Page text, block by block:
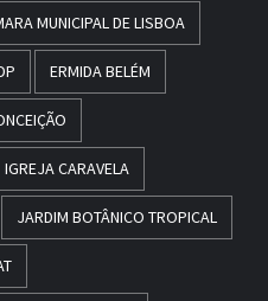
MUNICIPAL DE LISBOA
ERMIDA BELÉM
IGREJA CARAVELA
JARDIM BOTÂNICO TROPICAL